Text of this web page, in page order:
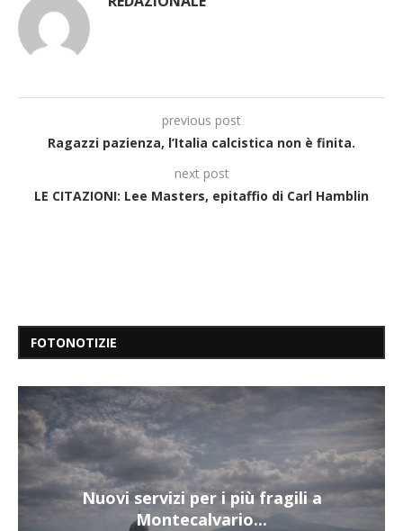
previous post
Ragazzi pazienza, l’Italia calcistica non è finita.
next post
LE CITAZIONI: Lee Masters, epitaffio di Carl Hamblin
FOTONOTIZIE
Nuovi servizi per i più fragili a
Montecalvario...